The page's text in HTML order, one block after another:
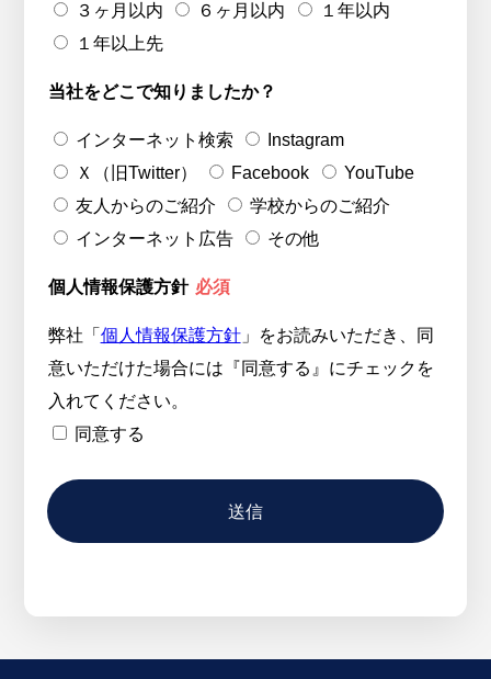
３ヶ月以内 ６ヶ月以内
１年以内
１年以上先
当社をどこで知りましたか？
インターネット検索
Instagram
Ｘ（旧Twitter）
Facebook
YouTube
友人からのご紹介
学校からのご紹介
インターネット広告
その他
個人情報保護方針 必須
弊社「 個人情報保護方針」をお読みいただき、同
意いただけた場合には『同意する』にチェックを
入れてください。
同意する